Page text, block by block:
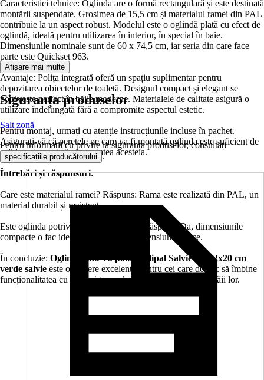
Caracteristici tehnice: Oglinda are o formă rectangulară și este destinată
montării suspendate. Grosimea de 15,5 cm și materialul ramei din PAL
contribuie la un aspect robust. Modelul este o oglindă plată cu efect de
oglindă, ideală pentru utilizarea în interior, în special în baie.
Dimensiunile nominale sunt de 60 x 74,5 cm, iar seria din care face
parte este Quickset 963.
Avantaje: Polița integrată oferă un spațiu suplimentar pentru
depozitarea obiectelor de toaletă. Designul compact și elegant se
potrivește perfect în băile moderne. Materialele de calitate asigură o
utilizare îndelungată fără a compromite aspectul estetic.
Pentru montaj, urmați cu atenție instrucțiunile incluse în pachet.
Asigurați-vă că peretele pe care va fi montată oglinda este suficient de
solid pentru a susține greutatea acesteia.
Întrebări și răspunsuri:
Care este materialul ramei? Răspuns: Rama este realizată din PAL, un
material durabil și rezistent.
Este oglinda potrivită pentru băi mici? Răspuns: Da, dimensiunile
compacte o fac ideală pentru băi de dimensiuni reduse.
În concluzie: Oglinda baie cu poliță pelipal Salvie 60x72x20 cm
verde salvie este o alegere excelentă pentru cei care doresc să îmbine
funcționalitatea cu un design modern și elegant în spațiul băii lor.
Afișare mai multe
Siguranța produselor
Salt zonă
Pentru informații cu privire la siguranța produselor, consultați
specificațiile producătorului .